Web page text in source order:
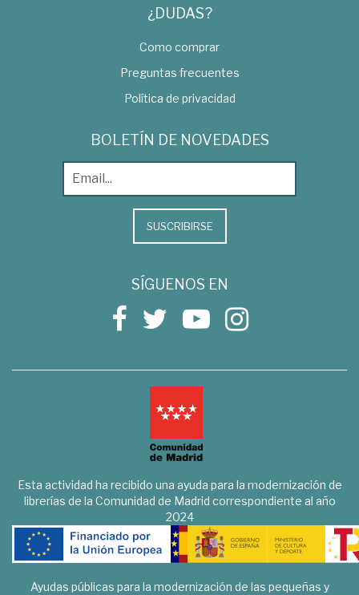
¿DUDAS?
Como comprar
Preguntas frecuentes
Política de privacidad
BOLETÍN DE NOVEDADES
SUSCRIBIRSE
SÍGUENOS EN
Esta actividad ha recibido una ayuda para la modernización de
librerías de la Comunidad de Madrid correspondiente al año
2024
Ayudas públicas para la modernización de las pequeñas y